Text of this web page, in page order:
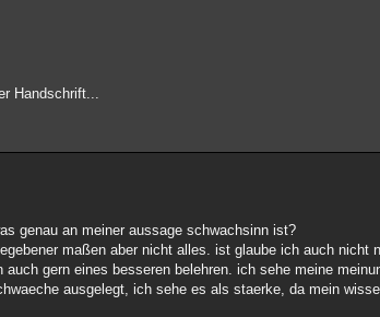
Handschrift...
genau an meiner aussage schwachsinn ist?
maßen aber nicht alles. ist glaube ich auch nicht
gern eines besseren belehren. ich sehe meine
ausgelegt, ich sehe es als staerke, da mein